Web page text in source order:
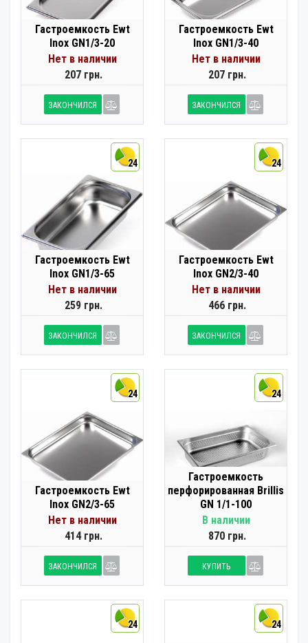
Гастроемкость Ewt
Inox GN1/3-20
Нет в наличии
207 грн.
ЗАКОНЧИЛСЯ
Гастроемкость Ewt
Inox GN1/3-40
Нет в наличии
207 грн.
ЗАКОНЧИЛСЯ
24
Гастроемкость Ewt
Inox GN1/3-65
Нет в наличии
259 грн.
ЗАКОНЧИЛСЯ
24
Гастроемкость Ewt
Inox GN2/3-40
Нет в наличии
466 грн.
ЗАКОНЧИЛСЯ
24
Гастроемкость Ewt
Inox GN2/3-65
Нет в наличии
414 грн.
ЗАКОНЧИЛСЯ
24
Гастроемкость
перфорированная Brillis
GN 1/1-100
В наличии
870 грн.
КУПИТЬ
24 24